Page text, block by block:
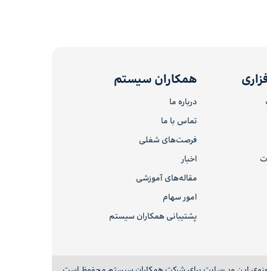
همکاران سیستم
درباره ما
تماس با ما
فرصت‌های شغلی
اخبار
مقاله‌های آموزشی
امور سهام
پشتیبانی همکاران سیستم